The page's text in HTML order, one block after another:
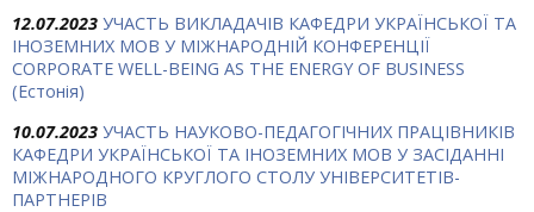
12.07.2023 УЧАСТЬ ВИКЛАДАЧІВ КАФЕДРИ УКРАЇНСЬКОЇ ТА
ІНОЗЕМНИХ МОВ У МІЖНАРОДНІЙ КОНФЕРЕНЦІЇ
CORPORATE WELL-BEING AS THE ENERGY OF BUSINESS
(Естонія)
10.07.2023 УЧАСТЬ НАУКОВО-ПЕДАГОГІЧНИХ ПРАЦІВНИКІВ
КАФЕДРИ УКРАЇНСЬКОЇ ТА ІНОЗЕМНИХ МОВ У ЗАСІДАННІ
МІЖНАРОДНОГО КРУГЛОГО СТОЛУ УНІВЕРСИТЕТІВ-
ПАРТНЕРІВ